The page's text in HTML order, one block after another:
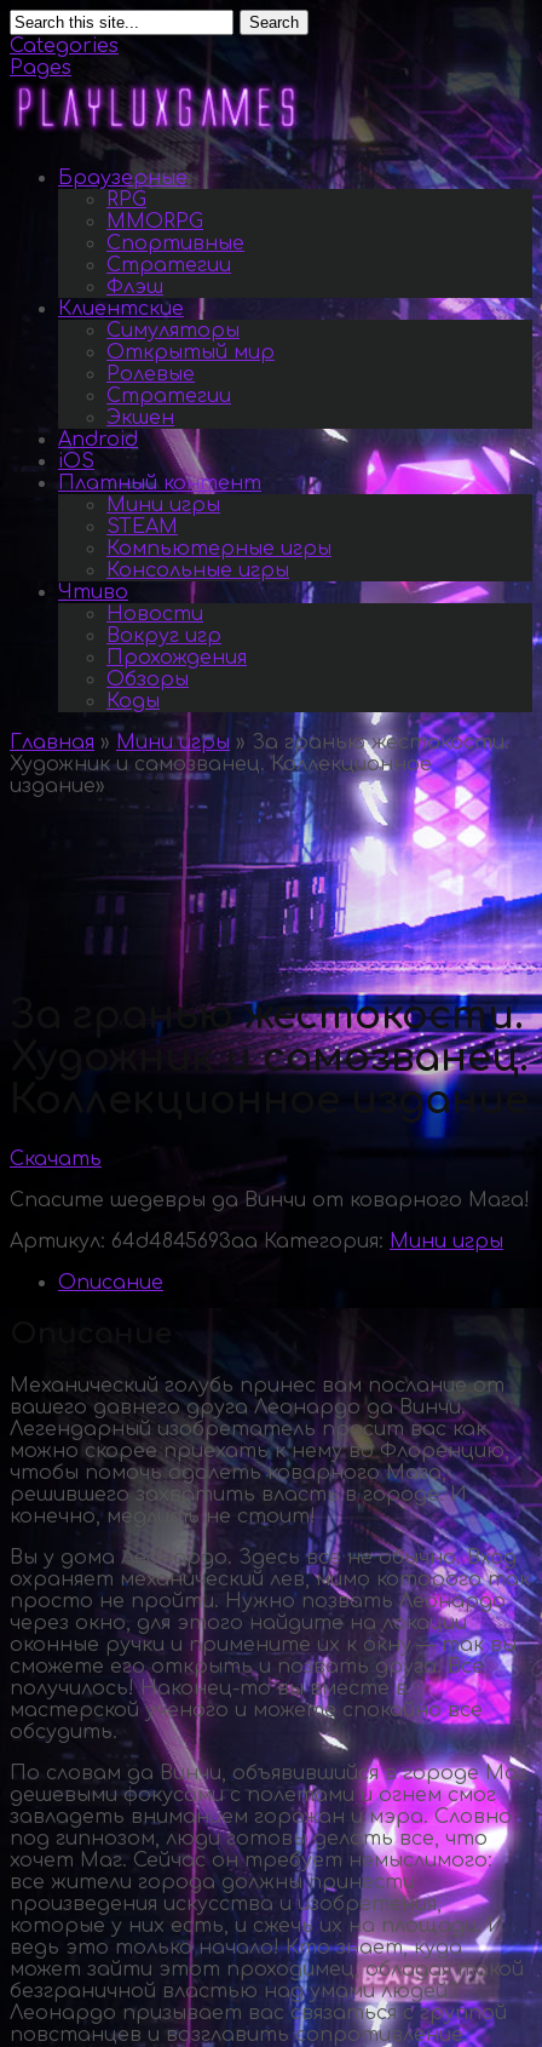
Search
Categories
Pages
Браузерные
RPG
MMORPG
Спортивные
Стратегии
Флэш
Клиентские
Симуляторы
Открытый мир
Ролевые
Стратегии
Экшен
Android
iOS
Платный контент
Мини игры
STEAM
Компьютерные игры
Консольные игры
Чтиво
Новости
Вокруг игр
Прохождения
Обзоры
Коды
Главная » Мини игры » За гранью жестокости.
Художник и самозванец. Коллекционное
издание»
За гранью жестокости.
Художник и самозванец.
Коллекционное издание
Скачать
Спасите шедевры да Винчи от коварного Мага!
Артикул: 64d4845693aa Категория: Мини игры
Описание
Механический голубь принес вам послание от
вашего давнего друга Леонардо да Винчи.
Легендарный изобретатель просит вас как
можно скорее приехать к нему во Флоренцию,
чтобы помочь одолеть коварного Мага,
решившего захватить власть в городе. И
конечно, медлить не стоит!
Вы у дома Леонардо. Здесь все не обычно. Вход
охраняет механический лев, мимо которого так
просто не пройти. Нужно позвать Леонардо
через окно, для этого найдите на локации
оконные ручки и примените их к окну — так вы
сможете его открыть и позвать друга. Все
получилось! Наконец-товы вместе в
мастерской ученого и можете спокойно все
обсудить.
По словам да Винчи, объявившийся в городе Маг
дешевыми фокусами с полетами и огнем смог
завладеть вниманием горожан и мэра. Словно
под гипнозом, люди готовы делать все, что
хочет Маг. Сейчас он требует немыслимого:
все жители города должны принести
произведения искусства и изобретения,
которые у них есть, и сжечь их на площади. И
ведь это только начало! Кто знает, куда
может зайти этот проходимец, обладая такой
безграничной властью над умами людей?
Леонардо призывает вас связаться с группой
повстанцев и возглавить сопротивление.